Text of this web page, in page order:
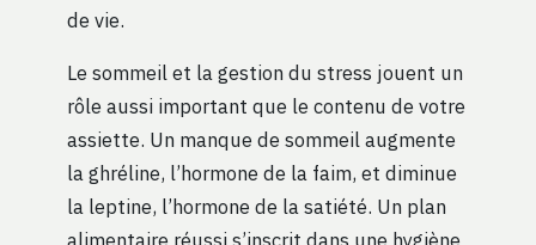
de vie.
Le sommeil et la gestion du stress jouent un
rôle aussi important que le contenu de votre
assiette. Un manque de sommeil augmente
la ghréline, l’hormone de la faim, et diminue
la leptine, l’hormone de la satiété. Un plan
alimentaire réussi s’inscrit dans une hygiène